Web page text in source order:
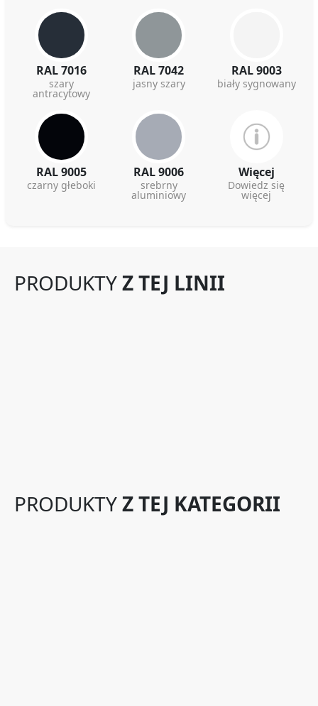
RAL 7016
szary
antracytowy
RAL 7042
jasny szary
RAL 9003
biały sygnowany
RAL 9005
czarny głeboki
RAL 9006
srebrny
aluminiowy
Więcej
Dowiedz się
więcej
PRODUKTYZ TEJ LINII
PRODUKTYZ TEJ KATEGORII